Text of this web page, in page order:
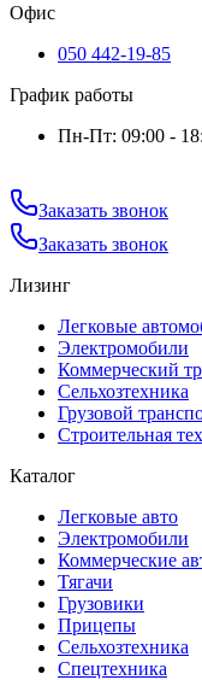
Офис
050 442-19-85
График работы
Пн-Пт: 09:00 -
Заказать звонок
Заказать звонок
Лизинг
Легковые
Электромобили
Коммерческий
Сельхозтехника
Грузовой
Строительная
Каталог
Легковые авто
Электромобили
Коммерческие
Тягачи
Грузовики
Прицепы
Сельхозтехника
Спецтехника